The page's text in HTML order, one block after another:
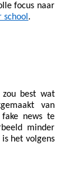
focus naar
.
best wat
van
fake news te
minder
het volgens